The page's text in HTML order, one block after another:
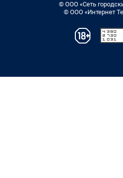
© ООО «Сеть
© ООО «Интернет